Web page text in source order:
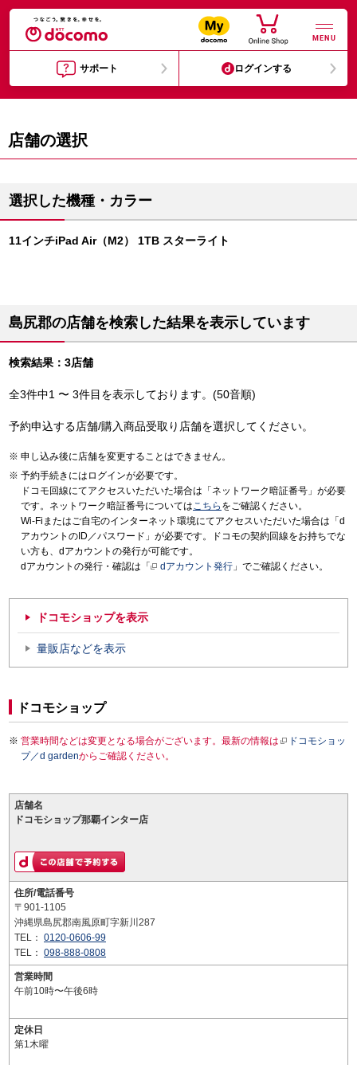
MENU
サポート ログインする
店舗の選択
選択した機種・カラー
11インチiPad Air（M2） 1TB スターライト
島尻郡の店舗を検索した結果を表示しています
検索結果：3店舗
全3件中1 〜 3件目を表示しております。(50音順)
予約申込する店舗/購入商品受取り店舗を選択してください。
申し込み後に店舗を変更することはできません。
予約手続きにはログインが必要です。
ドコモ回線にてアクセスいただいた場合は「ネットワーク暗証番号」が必要
です。ネットワーク暗証番号についてはこちら をご確認ください。
Wi-Fiまたはご自宅のインターネット環境にてアクセスいただいた場合は「d
アカウントのID／パスワード」が必要です。ドコモの契約回線をお持ちでな
い方も、dアカウントの発行が可能です。
dアカウントの発行・確認は「
dアカウント発行 」でご確認ください。
ドコモショップを表示
量販店などを表示
ドコモショップ
営業時間などは変更となる場合がございます。最新の情報は
ドコモショッ
プ／d gardenからご確認ください。
店舗名
ドコモショップ那覇インター店
住所/電話番号
〒901-1105
沖縄県島尻郡南風原町字新川287
TEL： 0120-0606-99
TEL： 098-888-0808
営業時間
午前10時〜午後6時
定休日
第1木曜